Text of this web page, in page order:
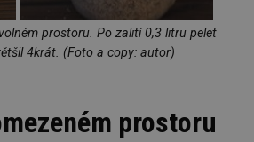
prostoru. Po zalití 0,3 litru pelet
4krát. (Foto a copy: autor)
prostoru